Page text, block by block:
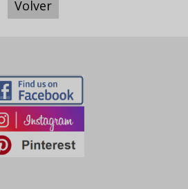
Volver